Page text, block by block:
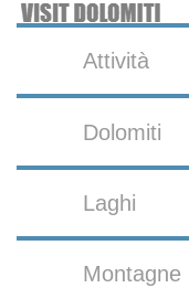
Attività
Dolomiti
Laghi
Montagne